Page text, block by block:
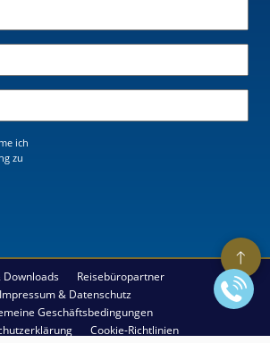
ich
zu
Downloads
Reisebüropartner
Impressum & Datenschutz
Geschäftsbedingungen
Cookie-Richtlinien